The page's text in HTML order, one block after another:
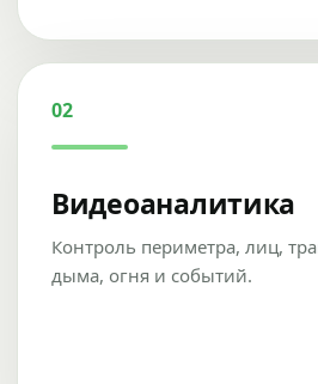
02
Видеоаналитика
Контроль периметра, лиц,
дыма, огня и событий.